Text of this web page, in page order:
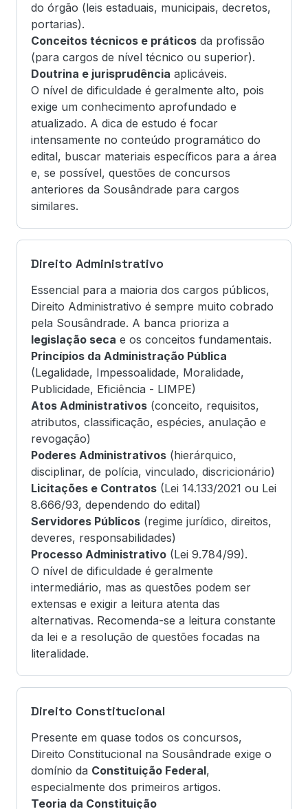
do órgão (leis estaduais, municipais, decretos,
portarias).
Conceitos técnicos e práticos da profissão
(para cargos de nível técnico ou superior).
Doutrina e jurisprudência aplicáveis.
O nível de dificuldade é geralmente alto, pois
exige um conhecimento aprofundado e
atualizado. A dica de estudo é focar
intensamente no conteúdo programático do
edital, buscar materiais específicos para a área
e, se possível, questões de concursos
anteriores da Sousândrade para cargos
similares.
Direito Administrativo
Essencial para a maioria dos cargos públicos,
Direito Administrativo é sempre muito cobrado
pela Sousândrade. A banca prioriza a
legislação seca e os conceitos fundamentais.
Princípios da Administração Pública
(Legalidade, Impessoalidade, Moralidade,
Publicidade, Eficiência - LIMPE)
Atos Administrativos (conceito, requisitos,
atributos, classificação, espécies, anulação e
revogação)
Poderes Administrativos (hierárquico,
disciplinar, de polícia, vinculado, discricionário)
Licitações e Contratos (Lei 14.133/2021 ou Lei
8.666/93, dependendo do edital)
Servidores Públicos (regime jurídico, direitos,
deveres, responsabilidades)
Processo Administrativo (Lei 9.784/99).
O nível de dificuldade é geralmente
intermediário, mas as questões podem ser
extensas e exigir a leitura atenta das
alternativas. Recomenda-se a leitura constante
da lei e a resolução de questões focadas na
literalidade.
Direito Constitucional
Presente em quase todos os concursos,
Direito Constitucional na Sousândrade exige o
domínio da Constituição Federal,
especialmente dos primeiros artigos.
Teoria da Constituição